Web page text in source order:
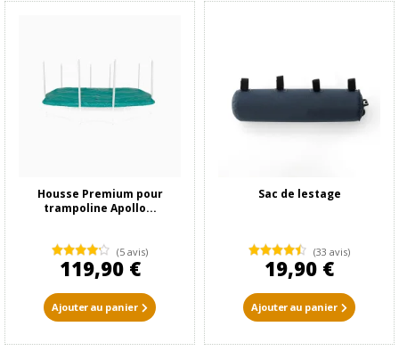
Housse Premium pour
trampoline Apollo...
(5 avis)
119,90 €
Ajouter au panier
Sac de lestage
(33 avis)
19,90 €
Ajouter au panier